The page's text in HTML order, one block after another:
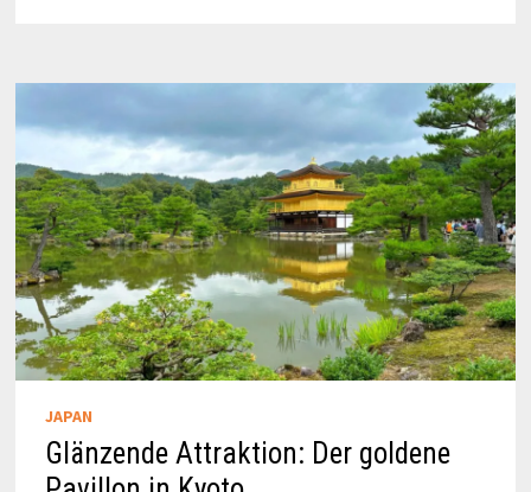
JAPAN
Glänzende Attraktion: Der goldene